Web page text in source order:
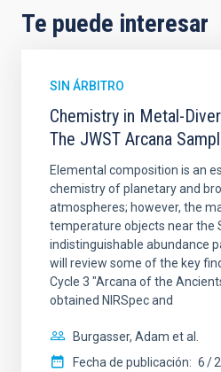
Te puede interesar
SIN ÁRBITRO
Chemistry in Metal-
The JWST Arcana
Elemental composition is an
chemistry of planetary and
atmospheres; however, the
temperature objects near the
indistinguishable abundance
will review some of the key
Cycle 3 "Arcana of the
obtained NIRSpec and
Burgasser, Adam et al.
Fecha de publicación: 6